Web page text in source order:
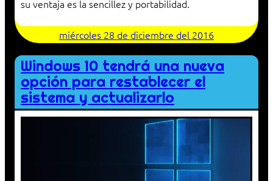
su ventaja es la sencillez y portabilidad.
miércoles 28 de diciembre del 2016
Windows 10 tendrá una nueva
opción para restablecer el
sistema y actualizarlo